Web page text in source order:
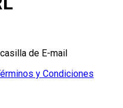
de E-mail
y Condiciones